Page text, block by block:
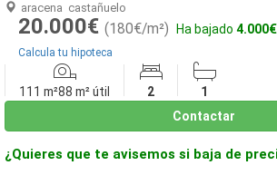
aracena castañuelo
20.000€ (180€/m²) Ha bajado 4.000€
Calcula tu hipoteca
111 m²88 m² útil 2
1
Contactar
¿Quieres que te avisemos si baja de